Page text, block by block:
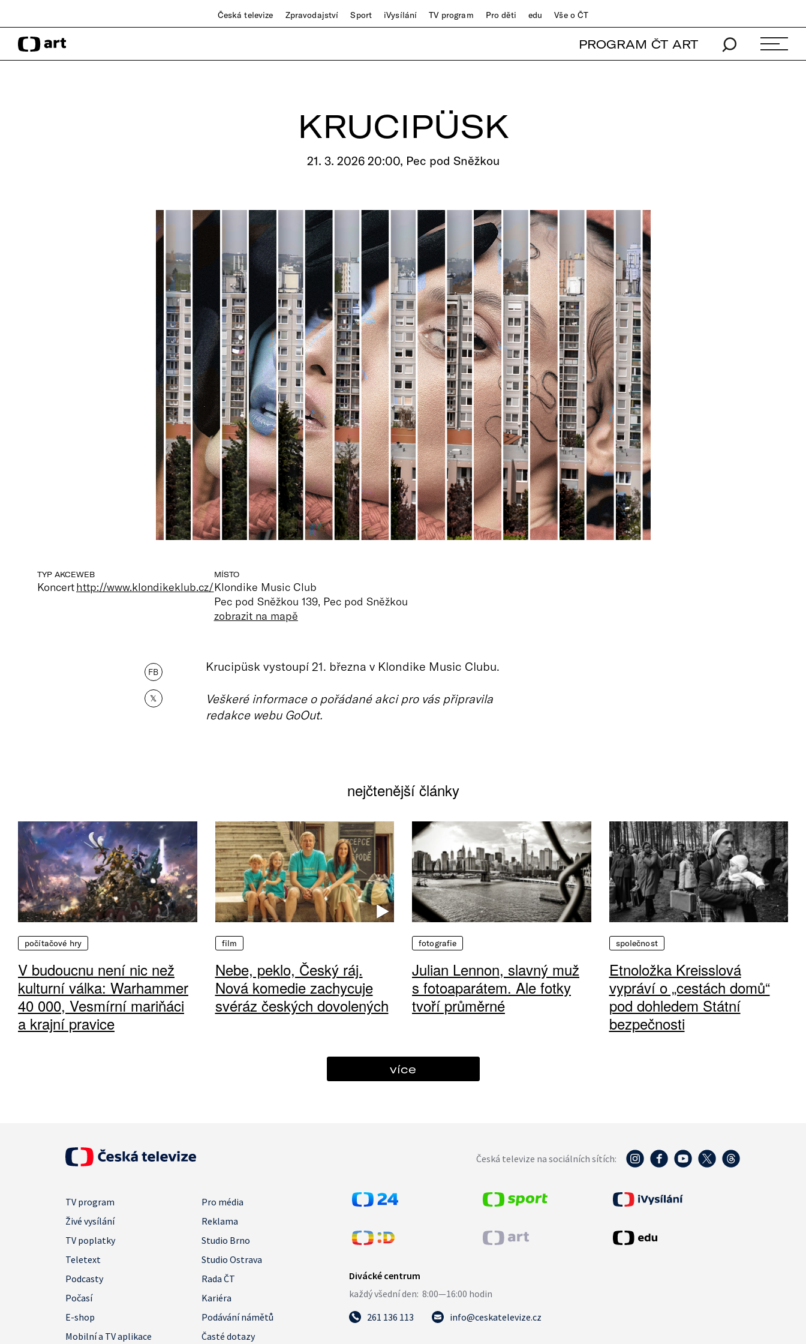
Česká televize Zpravodajství Sport iVysílání TV program Pro děti edu Vše o ČT
PROGRAM ČT ART
KRUCIPÜSK
21. 3. 2026 20:00, Pec pod Sněžkou
TYP AKCE
Koncert
WEB
http://www.klondikeklub.cz/
MÍSTO
Klondike Music Club
Pec pod Sněžkou 139, Pec pod Sněžkou
zobrazit na mapě
FB
𝕏
Krucipüsk vystoupí 21. března v Klondike Music Clubu.
Veškeré informace o pořádané akci pro vás připravila
redakce webu GoOut.
nejčtenější články
počítačové hry
V budoucnu není nic než
kulturní válka: Warhammer
40 000, Vesmírní mariňáci
a krajní pravice
film
Nebe, peklo, Český ráj.
Nová komedie zachycuje
svéráz českých dovolených
fotografie
Julian Lennon, slavný muž
s fotoaparátem. Ale fotky
tvoří průměrné
společnost
Etnoložka Kreisslová
vypráví o „cestách domů“
pod dohledem Státní
bezpečnosti
více
Česká televize na sociálních sítích:
TV program
Pro média
Živé vysílání
Reklama
TV poplatky
Studio Brno
Teletext
Studio Ostrava
Podcasty
Rada ČT
Počasí
Kariéra
E-shop
Podávání námětů
Mobilní a TV aplikace
Časté dotazy
261 136 113 info@ceskatelevize.cz